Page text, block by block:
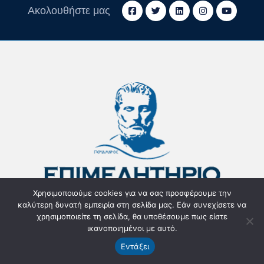
Ακολουθήστε μας
Ερμού 2, Τ.Κ. 20131, Κόρινθος
27410 24464
Χρησιμοποιούμε cookies για να σας προσφέρουμε την
καλύτερη δυνατή εμπειρία στη σελίδα μας. Εάν συνεχίσετε να
χρησιμοποιείτε τη σελίδα, θα υποθέσουμε πως είστε
ικανοποιημένοι με αυτό.
Εντάξει